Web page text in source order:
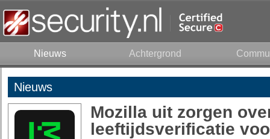
Nieuws Achtergrond
Nieuws
Mozilla uit zorgen
leeftijdsverificatie